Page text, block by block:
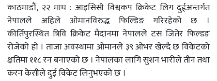
काठमाडौं, २२ माघ : आइसिसी विश्वकप क्रिकेट लिग दुईअन्तर्गत
नेपालले अहिले ओमानविरुद्ध फिल्डिङ गरिरहेको छ ।
कीर्तिपुरस्थित त्रिवि क्रिकेट मैदानमा नेपालले टस जितेर फिल्डङ
रोजेको हो । ताजा अवस्थामा ओमानले ३९ ओभर खेल्दै छ विकेटको
क्षतिमा ११८ रन बनाएको छ । नेपालका लागि सुशन भारीले तीन तथा
करन केसीले दुई विकेट लिनुभएको छ ।